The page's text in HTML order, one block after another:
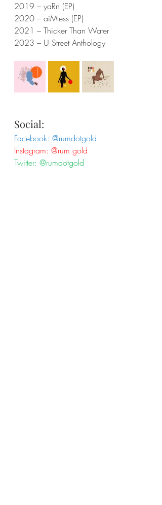
2019 – yaRn (EP)
2020 – aiMless (EP)
2021 – Thicker Than Water
2023 – U Street Anthology
Social:
Facebook: @rumdotgold
Instagram: @rum.gold
Twitter: @rumdotgold